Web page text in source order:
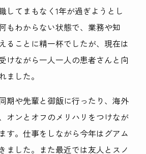
してまもなく1年が過ぎようとし
もわからない状態で、業務や知
ることに精一杯でしたが、現在は
けながら一人一人の患者さんと向
ました。
期や先輩と御飯に行ったり、海外
オンとオフのメリハリをつけなが
す。仕事をしながら今年はグアム
ました。また最近では友人とスノ